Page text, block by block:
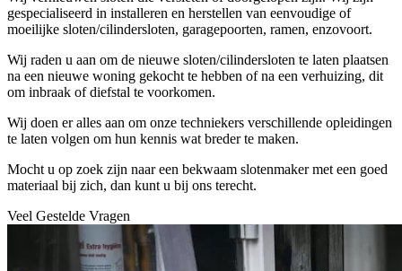
gespecialiseerd in installeren en herstellen van eenvoudige of
moeilijke sloten/cilindersloten, garagepoorten, ramen, enzovoort.
Wij raden u aan om de nieuwe sloten/cilindersloten te laten plaatsen
na een nieuwe woning gekocht te hebben of na een verhuizing, dit
om inbraak of diefstal te voorkomen.
Wij doen er alles aan om onze techniekers verschillende opleidingen
te laten volgen om hun kennis wat breder te maken.
Mocht u op zoek zijn naar een bekwaam slotenmaker met een goed
materiaal bij zich, dan kunt u bij ons terecht.
Veel Gestelde Vragen